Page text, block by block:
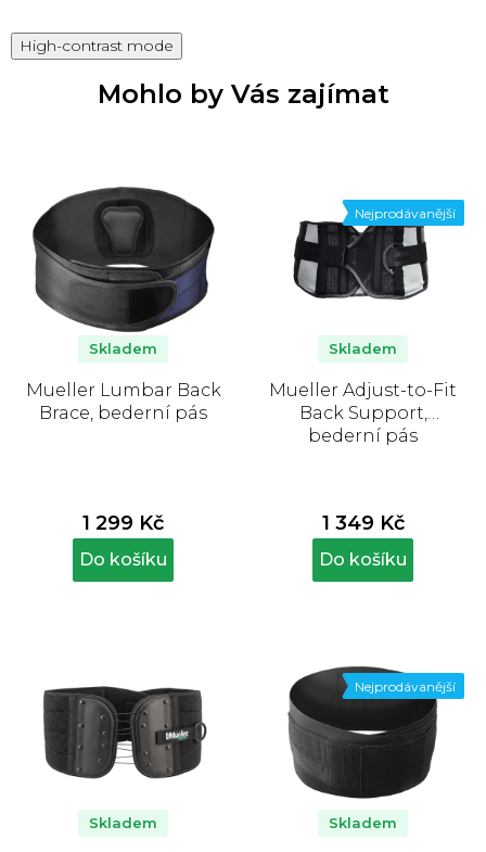
High-contrast mode
Mohlo by Vás zajímat
Mueller Lumbar Back
Brace, bederní pás
Skladem
1 299 Kč
Do košíku
Nejprodávanější
Mueller Adjust-to-Fit
Back Support,
bederní pás
Skladem
1 349 Kč
Do košíku
Skladem
Nejprodávanější
Skladem